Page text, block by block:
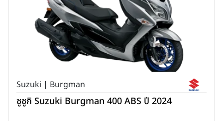
Suzuki | Burgman
ซูซูกิ Suzuki Burgman 400 ABS ปี 2024